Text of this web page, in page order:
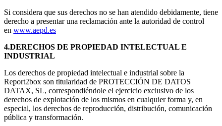
Si considera que sus derechos no se han atendido debidamente, tiene
derecho a presentar una reclamación ante la autoridad de control
en www.aepd.es
4.DERECHOS DE PROPIEDAD INTELECTUAL E
INDUSTRIAL
Los derechos de propiedad intelectual e industrial sobre la
Report2box son titularidad de PROTECCIÓN DE DATOS
DATAX, SL, correspondiéndole el ejercicio exclusivo de los
derechos de explotación de los mismos en cualquier forma y, en
especial, los derechos de reproducción, distribución, comunicación
pública y transformación.